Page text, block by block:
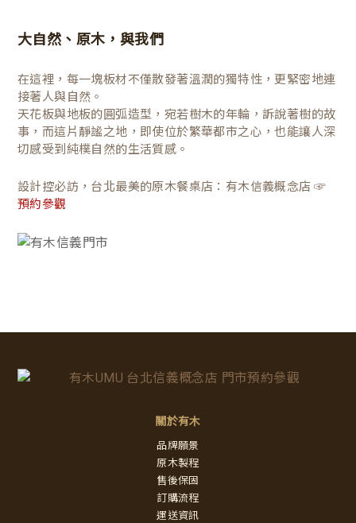
大自然、原木，與我們
在這裡，每一塊板材不僅散發著溫潤的獨特性，更緊密地連
接著人與自然。
天花板與地板的圓弧造型，宛若樹木的年輪，訴說著樹的故
事，而這片靜謐之地，即使位於繁華都市之心，也能讓人深
切感受到純樸自然的生活質感。
設計控必訪，台北最美的原木餐桌店：有木信義概念店 ☞
預約參觀
關於有木
品牌願景
原木製程
售後保固
訂購流程
運送資訊